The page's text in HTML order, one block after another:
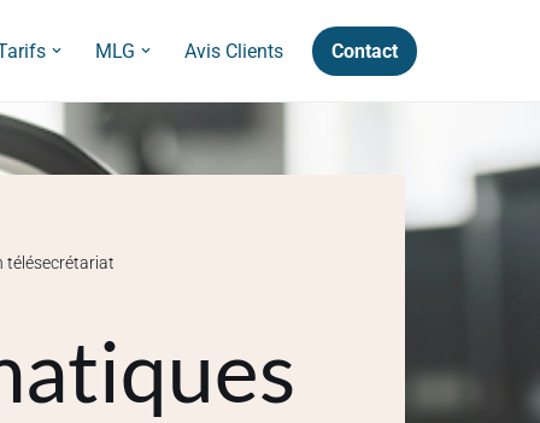
MLG Avis Clients Contact
télésecrétariat